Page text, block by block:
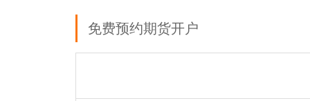
免费预约期货开户